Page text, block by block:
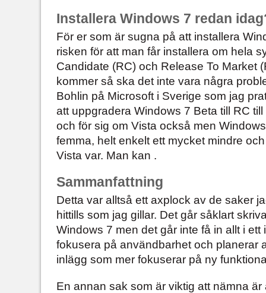
Installera Windows 7 redan
För er som är sugna på att installera
risken för att man får installera om hela
Candidate (RC) och Release To Market
kommer så ska det inte vara några
Bohlin på Microsoft i Sverige som jag
att uppgradera Windows 7 Beta till RC
och för sig om Vista också men
femma, helt enkelt ett mycket mindre
Vista var. Man kan .
Sammanfattning
Detta var alltså ett axplock av de saker
hittills som jag gillar. Det går såklart
Windows 7 men det går inte få in allt i ett
fokusera på användbarhet och planerar
inlägg som mer fokuserar på ny
En annan sak som är viktig att nämna